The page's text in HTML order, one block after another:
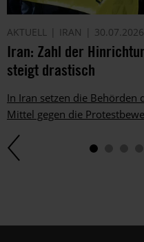
AKTUELL IRAN 30.07.2026
Iran: Zahl der
steigt drastisch
In Iran setzen die Behörden
Mittel gegen die